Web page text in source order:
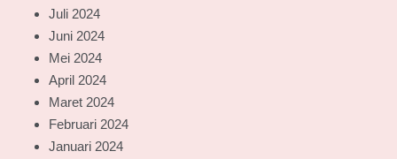
Juli 2024
Juni 2024
Mei 2024
April 2024
Maret 2024
Februari 2024
Januari 2024